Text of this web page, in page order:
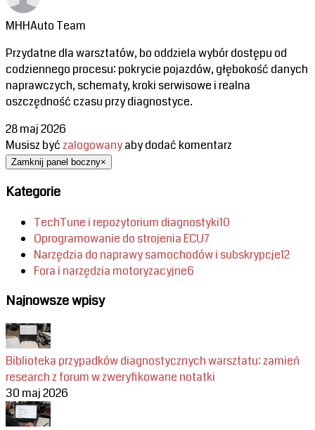
MHHAuto Team
Przydatne dla warsztatów, bo oddziela wybór dostępu od
codziennego procesu: pokrycie pojazdów, głębokość danych
naprawczych, schematy, kroki serwisowe i realna
oszczędność czasu przy diagnostyce.
28 maj 2026
Musisz byćzalogowanyaby dodać komentarz
Zamknij panel boczny×
Kategorie
TechTune i repozytorium diagnostyki10
Oprogramowanie do strojenia ECU7
Narzędzia do naprawy samochodów i subskrypcje12
Fora i narzędzia motoryzacyjne6
Najnowsze wpisy
Biblioteka przypadków diagnostycznych warsztatu: zamień
research z forum w zweryfikowane notatki
30 maj 2026